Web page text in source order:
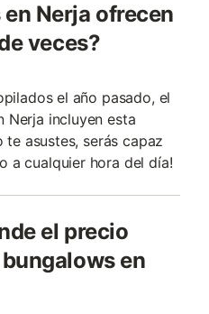
Nerja ofrecen
veces?
el año pasado, el
Nerja incluyen esta
asustes, serás capaz
a cualquier hora del día!
el precio
en